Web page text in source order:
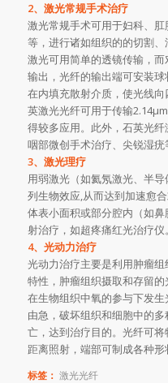
2、激光常规手术治疗
激光常规手术可用于妇科、
等，进行诸如组织的的切割
激光可用简单的透镜传输，
输出，光纤的输出端可安装
在内填充散射介质，使光线
英激光光纤可用于传输
得较多应用。此外，石英光纤
咽部微创手术治疗、尖锐湿疣
3、激光理疗
用弱激光（如氦氖激光、半
列生物效应,从而达到加速愈
体表小面积或部分腔内（如
射治疗，如超疼痛红光治疗仪。
4、光动力治疗
光动力治疗主要是利用肿瘤
特性，肿瘤组织摄取和存留
在生物组织中氧的参与下发
由急，破坏组织和细胞中的
亡，达到治疗目的。光纤可
距离照射，端部可制成各种形
标签： 激光光纤